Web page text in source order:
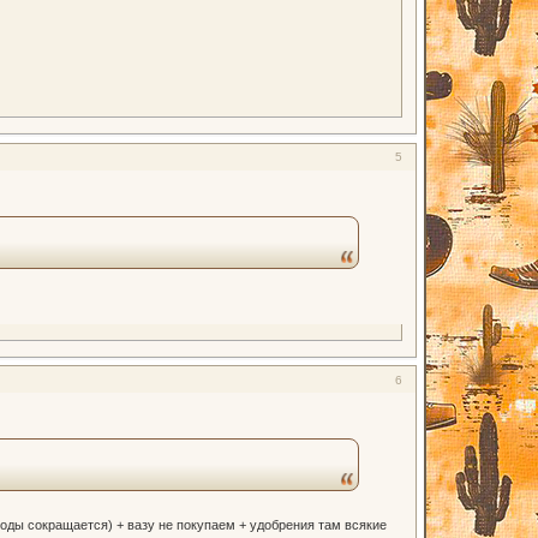
5
6
сокращается) + вазу не покупаем + удобрения там всякие